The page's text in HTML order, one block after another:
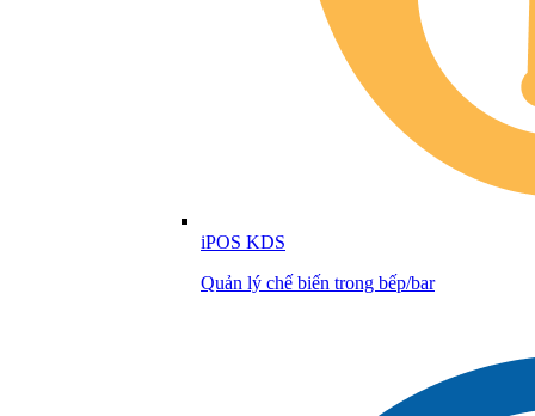
iPOS KDS
Quản lý chế biến trong bếp/bar